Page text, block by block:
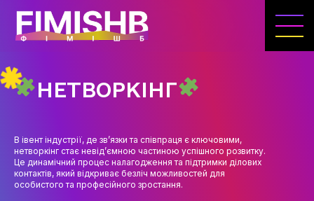
ГОЛОВНА
ІНДУСТРІЇ ДОЗВІЛЛЯ
ОСВІТНЯ ДІЯЛЬНІСТЬ
ОСВІТНІ ПРОГРАМИ
НЕТВОРКІНГ
В івент індустрії, де зв’язки та співпраця є ключовими,
нетворкінг стає невід’ємною частиною успішного розвитку.
Це динамічний процес налагодження та підтримки ділових
контактів, який відкриває безліч можливостей для
особистого та професійного зростання.